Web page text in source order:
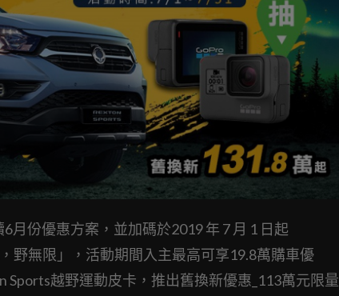
月份優惠方案，並加碼於2019 年 7 月 1 日起
野無限」，活動期間入主最高可享19.8萬購車優
越野運動皮卡，推出舊換新優惠_113萬元限量